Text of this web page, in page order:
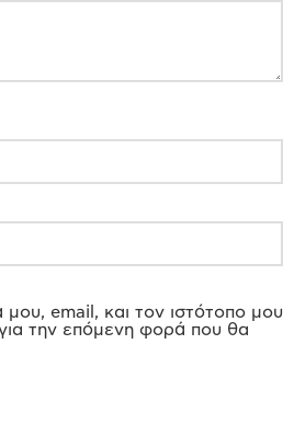
email, και τον ιστότοπο μου
την επόμενη φορά που θα